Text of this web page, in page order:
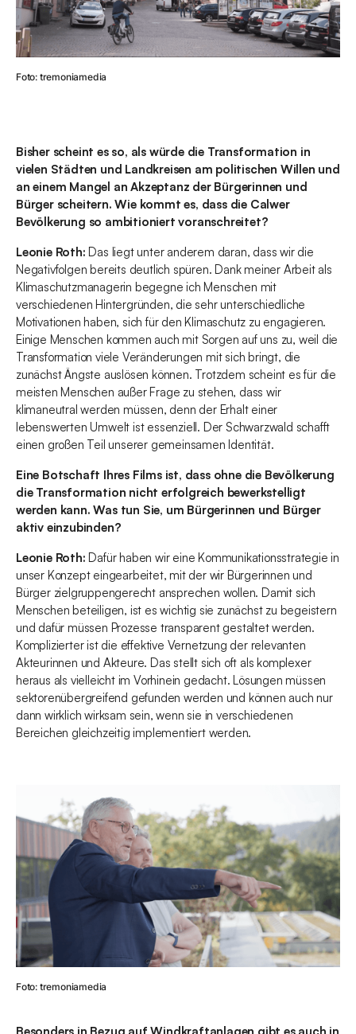
Foto: tremoniamedia
Bisher scheint es so, als würde die Transformation in
vielen Städten und Landkreisen am politischen Willen und
an einem Mangel an Akzeptanz der Bürgerinnen und
Bürger scheitern. Wie kommt es, dass die Calwer
Bevölkerung so ambitioniert voranschreitet?
Leonie Roth: Das liegt unter anderem daran, dass wir die
Negativfolgen bereits deutlich spüren. Dank meiner Arbeit als
Klimaschutzmanagerin begegne ich Menschen mit
verschiedenen Hintergründen, die sehr unterschiedliche
Motivationen haben, sich für den Klimaschutz zu engagieren.
Einige Menschen kommen auch mit Sorgen auf uns zu, weil die
Transformation viele Veränderungen mit sich bringt, die
zunächst Ängste auslösen können. Trotzdem scheint es für die
meisten Menschen außer Frage zu stehen, dass wir
klimaneutral werden müssen, denn der Erhalt einer
lebenswerten Umwelt ist essenziell. Der Schwarzwald schafft
einen großen Teil unserer gemeinsamen Identität.
Eine Botschaft Ihres Films ist, dass ohne die Bevölkerung
die Transformation nicht erfolgreich bewerkstelligt
werden kann. Was tun Sie, um Bürgerinnen und Bürger
aktiv einzubinden?
Leonie Roth: Dafür haben wir eine Kommunikationsstrategie in
unser Konzept eingearbeitet, mit der wir Bürgerinnen und
Bürger zielgruppengerecht ansprechen wollen. Damit sich
Menschen beteiligen, ist es wichtig sie zunächst zu begeistern
und dafür müssen Prozesse transparent gestaltet werden.
Komplizierter ist die effektive Vernetzung der relevanten
Akteurinnen und Akteure. Das stellt sich oft als komplexer
heraus als vielleicht im Vorhinein gedacht. Lösungen müssen
sektorenübergreifend gefunden werden und können auch nur
dann wirklich wirksam sein, wenn sie in verschiedenen
Bereichen gleichzeitig implementiert werden.
Foto: tremoniamedia